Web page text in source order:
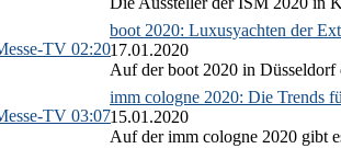
02:20
boot 2020: Luxusyachten der
17.01.2020
Auf der boot 2020 in Düsseldorf
03:07
imm cologne 2020: Die Trends
15.01.2020
Auf der imm cologne 2020 gibt